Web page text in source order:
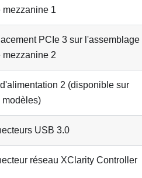
mezzanine 1
PCIe 3 sur l'assemblage
mezzanine 2
2 (disponible sur
modèles)
USB 3.0
réseau XClarity Controller